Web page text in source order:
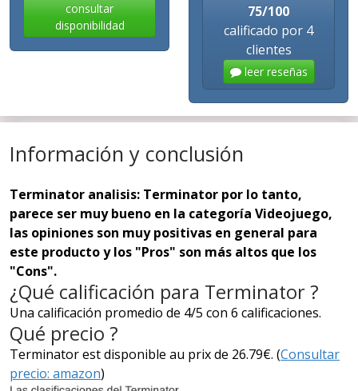
consultar
disponibilidad
75/100
calificado por 4
clientes
leer reseñas
Información y conclusión
Terminator analisis: Terminator por lo tanto,
parece ser muy bueno en la categoría Videojuego,
las opiniones son muy positivas en general para
este producto y los "Pros" son más altos que los
"Cons".
¿Qué calificación para Terminator ?
Una calificación promedio de 4/5 con 6 calificaciones.
Qué precio ?
Terminator est disponible au prix de 26.79€. (Consultar
precio: amazon)